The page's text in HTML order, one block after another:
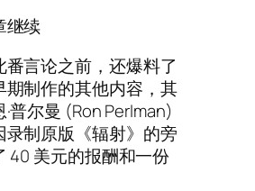
继续
番言论之前，还爆料了
期制作的其他内容，其
普尔曼 (Ron Perlman)
录制原版《辐射》的旁
40 美元的报酬和一份